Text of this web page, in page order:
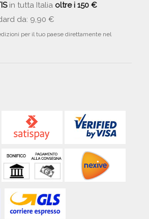
in tutta Italia oltre i 150 €
da: 9,90 €
per il tuo paese direttamente nel